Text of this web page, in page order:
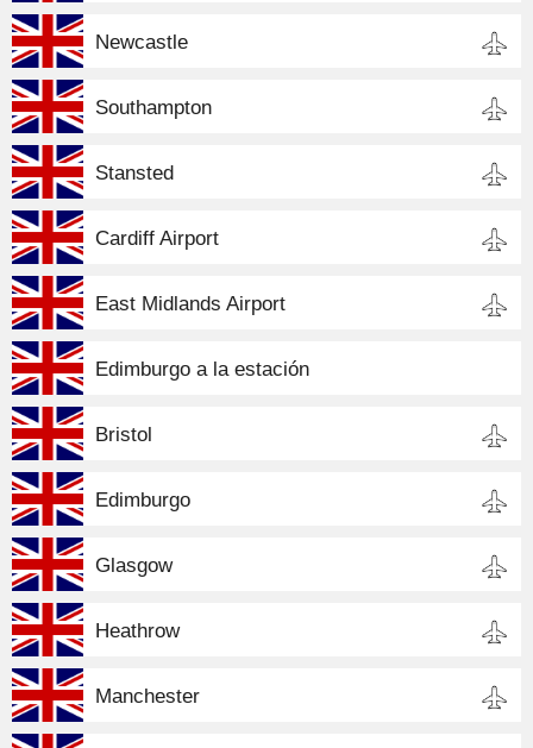
Newcastle
Southampton
Stansted
Cardiff Airport
East Midlands Airport
Edimburgo a la estación
Bristol
Edimburgo
Glasgow
Heathrow
Manchester